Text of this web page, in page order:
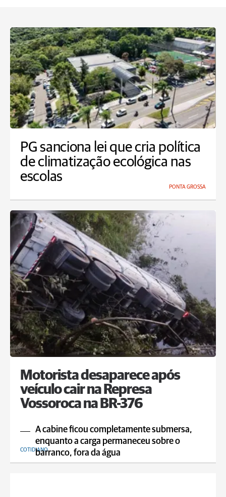
PG sanciona lei que cria política
de climatização ecológica nas
escolas
PONTA GROSSA
Motorista desaparece após
veículo cair na Represa
Vossoroca na BR-376
A cabine ficou completamente submersa,
enquanto a carga permaneceu sobre o
barranco, fora da água
COTIDIANO